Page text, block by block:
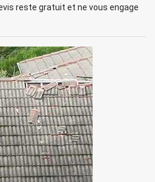
reste gratuit et ne vous engage